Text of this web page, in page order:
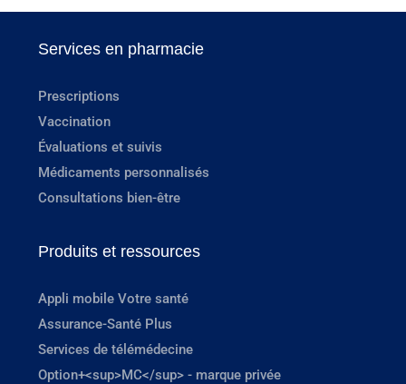
Services en pharmacie
Prescriptions
Vaccination
Évaluations et suivis
Médicaments personnalisés
Consultations bien-être
Produits et ressources
Appli mobile Votre santé
Assurance-Santé Plus
Services de télémédecine
Option+<sup>MC</sup> - marque privée